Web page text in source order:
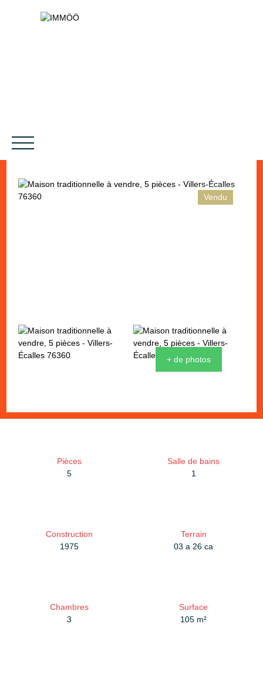
Vendu
+ de photos
Pièces
5
Salle de bains
1
Construction
1975
Terrain
03 a 26 ca
Chambres
3
Surface
105 m²